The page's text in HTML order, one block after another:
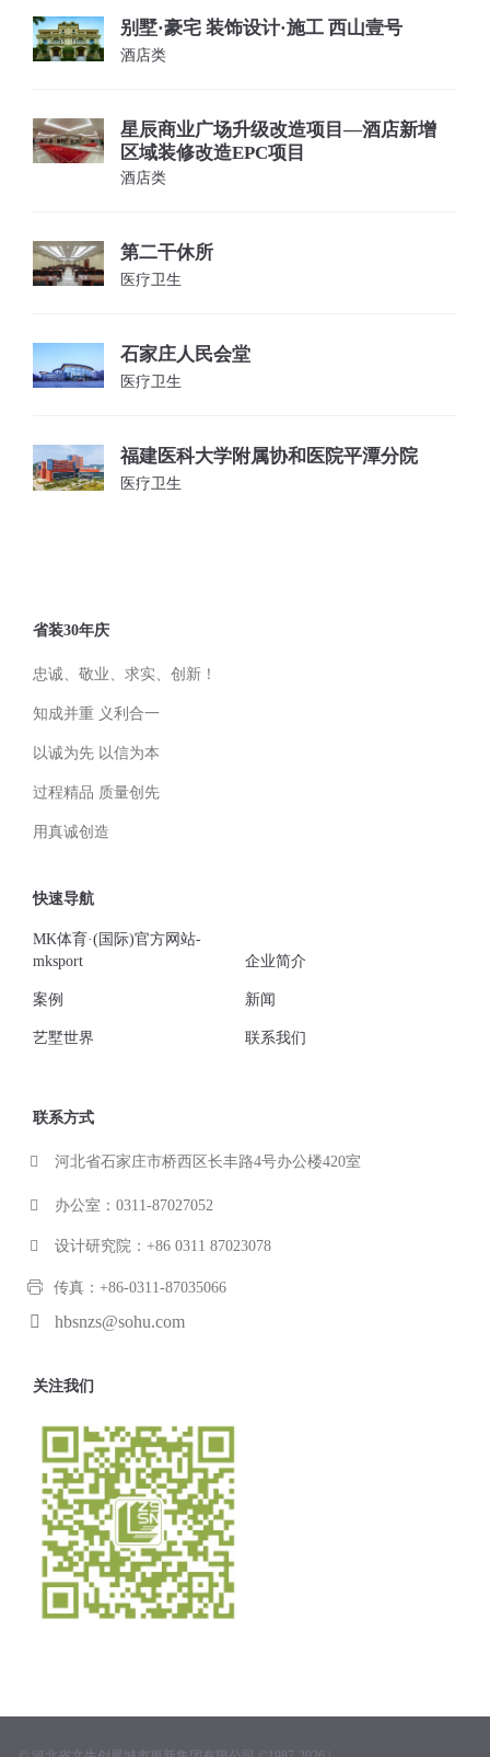
别墅·豪宅 装饰设计·施工 西山壹号
酒店类
星辰商业广场升级改造项目—酒店新增
区域装修改造EPC项目
酒店类
第二干休所
医疗卫生
石家庄人民会堂
医疗卫生
福建医科大学附属协和医院平潭分院
医疗卫生
省装30年庆
忠诚、敬业、求实、创新！
知成并重 义利合一
以诚为先 以信为本
过程精品 质量创先
用真诚创造
快速导航
MK体育·(国际)官方网站-
mksport
企业简介
案例 新闻
艺墅世界 联系我们
联系方式
河北省石家庄市桥西区长丰路4号办公楼420室
办公室：0311-87027052
设计研究院：+86 0311 87023078
传真：+86-0311-87035066
hbsnzs@sohu.com
关注我们